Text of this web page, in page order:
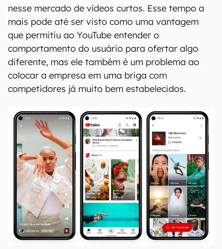
nesse mercado de vídeos curtos. Esse tempo a
mais pode até ser visto como uma vantagem
que permitiu ao YouTube entender o
comportamento do usuário para ofertar algo
diferente, mas ele também é um problema ao
colocar a empresa em uma briga com
competidores já muito bem estabelecidos.